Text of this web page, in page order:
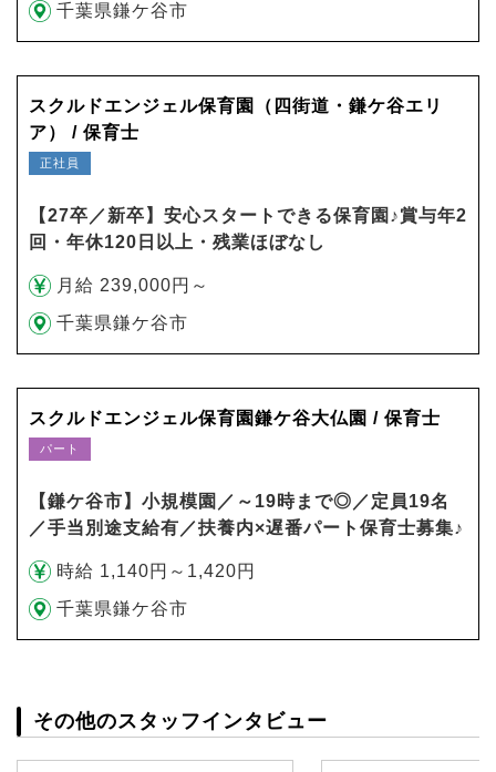
千葉県鎌ケ谷市
スクルドエンジェル保育園（四街道・鎌ケ谷エリ
ア） / 保育士
正社員
【27卒／新卒】安心スタートできる保育園♪賞与年2
回・年休120日以上・残業ほぼなし
月給 239,000円～
千葉県鎌ケ谷市
スクルドエンジェル保育園鎌ケ谷大仏園 / 保育士
パート
【鎌ケ谷市】小規模園／～19時まで◎／定員19名
／手当別途支給有／扶養内×遅番パート保育士募集♪
時給 1,140円～1,420円
千葉県鎌ケ谷市
その他のスタッフインタビュー